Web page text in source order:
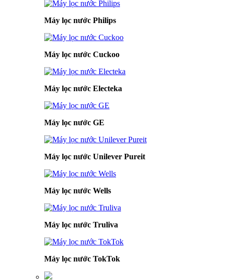
Máy lọc nước Philips
Máy lọc nước Cuckoo
Máy lọc nước Electeka
Máy lọc nước GE
Máy lọc nước Unilever Pureit
Máy lọc nước Wells
Máy lọc nước Truliva
Máy lọc nước TokTok